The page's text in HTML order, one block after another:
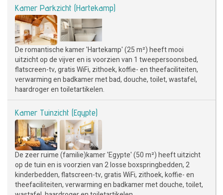
Kamer Parkzicht (Hartekamp)
De romantische kamer 'Hartekamp' (25 m²) heeft mooi
uitzicht op de vijver en is voorzien van 1 tweepersoonsbed,
flatscreen-tv, gratis WiFi, zithoek, koffie- en theefaciliteiten,
verwarming en badkamer met bad, douche, toilet, wastafel,
haardroger en toiletartikelen.
Kamer Tuinzicht (Egypte)
De zeer ruime (familie)kamer 'Egypte' (50 m²) heeft uitzicht
op de tuin en is voorzien van 2 losse boxspringbedden, 2
kinderbedden, flatscreen-tv, gratis WiFi, zithoek, koffie- en
theefaciliteiten, verwarming en badkamer met douche, toilet,